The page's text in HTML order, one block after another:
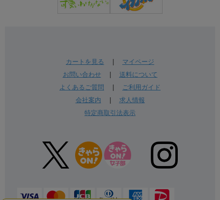
カートを見る
マイページ
お問い合わせ| 送料について
よくあるご質問
ご利用ガイド
会社案内
求人情報
特定商取引法表示